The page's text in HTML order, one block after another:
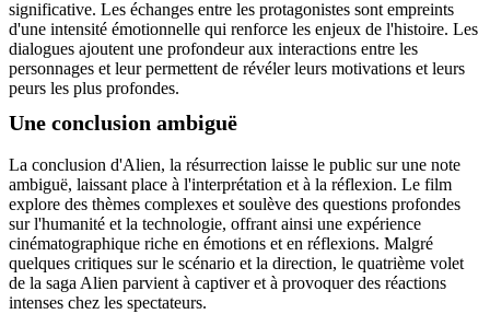
significative. Les échanges entre les protagonistes sont empreints
d'une intensité émotionnelle qui renforce les enjeux de l'histoire. Les
dialogues ajoutent une profondeur aux interactions entre les
personnages et leur permettent de révéler leurs motivations et leurs
peurs les plus profondes.
Une conclusion ambiguë
La conclusion d'Alien, la résurrection laisse le public sur une note
ambiguë, laissant place à l'interprétation et à la réflexion. Le film
explore des thèmes complexes et soulève des questions profondes
sur l'humanité et la technologie, offrant ainsi une expérience
cinématographique riche en émotions et en réflexions. Malgré
quelques critiques sur le scénario et la direction, le quatrième volet
de la saga Alien parvient à captiver et à provoquer des réactions
intenses chez les spectateurs.